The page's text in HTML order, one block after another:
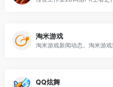
淘米游戏
QQ炫舞